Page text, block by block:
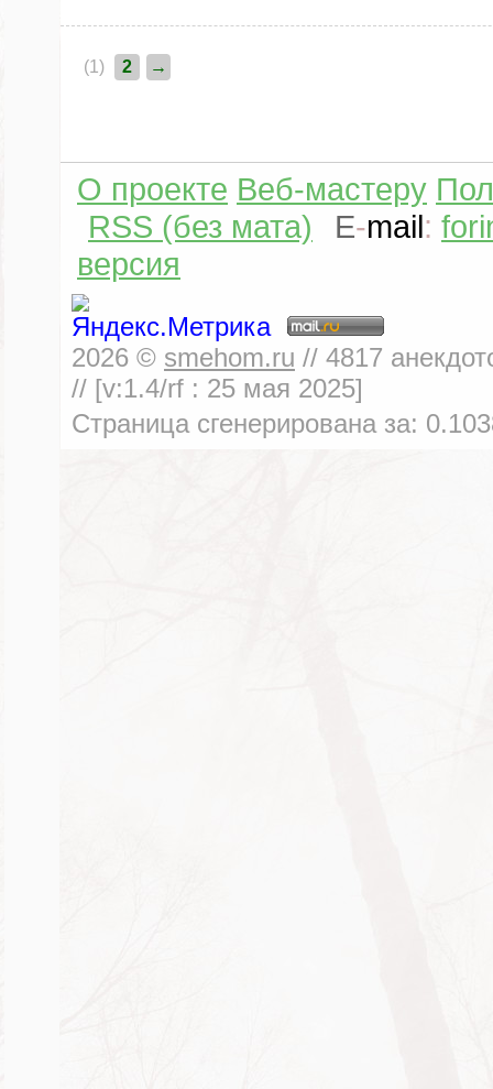
(1) 2 →
О проекте Веб-мастеру
RSS (без мата)
E-mail:
версия
2026 © smehom.ru // 4817
// [v:1.4/rf : 25 мая 2025]
Страница сгенерирована за: